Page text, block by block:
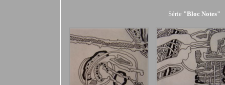
Série "Bloc Notes"